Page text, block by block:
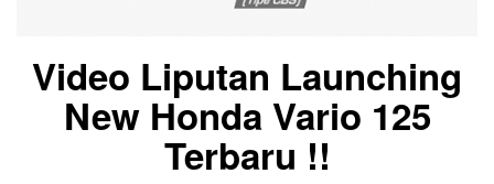
Video Liputan Launching
New Honda Vario 125
Terbaru !!